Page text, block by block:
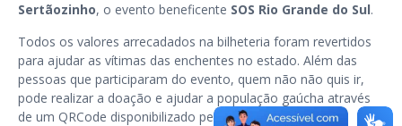
Sertãozinho, o evento beneficente SOS Rio Grande do Sul.
Todos os valores arrecadados na bilheteria foram revertidos
para ajudar as vítimas das enchentes no estado. Além das
pessoas que participaram do evento, quem não não quis ir,
pode realizar a doação e ajudar a população gaúcha através
de um QRCode disponibilizado pela organização.